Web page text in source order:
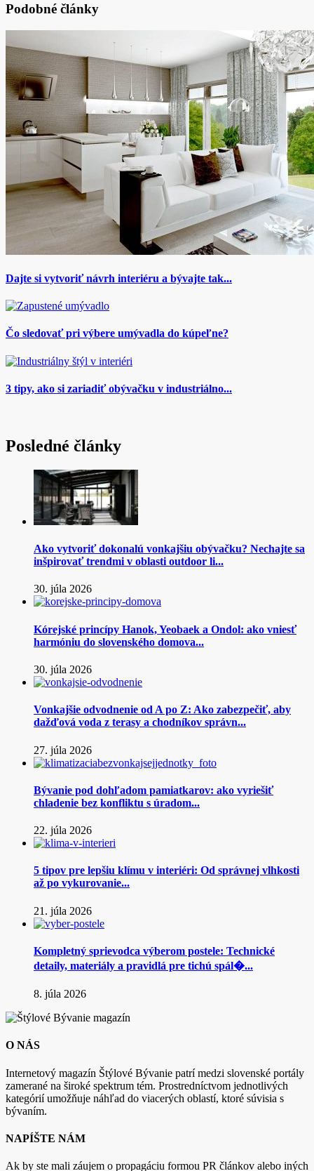
Podobné články
Dajte si vytvoriť návrh interiéru a bývajte tak...
Čo sledovať pri výbere umývadla do kúpeľne?
3 tipy, ako si zariadiť obývačku v industriálno...
Posledné články
Ako vytvoriť dokonalú vonkajšiu obývačku? Nechajte sa
inšpirovať trendmi v oblasti outdoor li...
30. júla 2026
Kórejské princípy Hanok, Yeobaek a Ondol: ako vniesť
harmóniu do slovenského domova...
30. júla 2026
Vonkajšie odvodnenie od A po Z: Ako zabezpečiť, aby
dažďová voda z terasy a chodníkov správn...
27. júla 2026
Bývanie pod dohľadom pamiatkarov: ako vyriešiť
chladenie bez konfliktu s úradom...
22. júla 2026
5 tipov pre lepšiu klímu v interiéri: Od správnej vlhkosti
až po vykurovanie...
21. júla 2026
Kompletný sprievodca výberom postele: Technické
detaily, materiály a pravidlá pre tichú spál�...
8. júla 2026
O NÁS
Internetový magazín Štýlové Bývanie patrí medzi slovenské portály
zamerané na široké spektrum tém. Prostredníctvom jednotlivých
kategórií umožňuje náhľad do viacerých oblastí, ktoré súvisia s
bývaním.
NAPÍŠTE NÁM
Ak by ste mali záujem o propagáciu formou PR článkov alebo iných